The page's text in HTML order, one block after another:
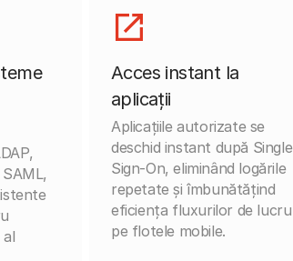
Acces instant la
aplicații
Aplicațiile autorizate se
deschid instant după Single
Sign-On, eliminând logările
repetate și îmbunătățind
eficiența fluxurilor de lucru
pe flotele mobile.